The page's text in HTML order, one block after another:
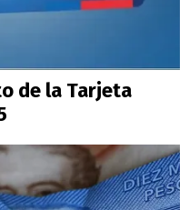
de la Tarjeta